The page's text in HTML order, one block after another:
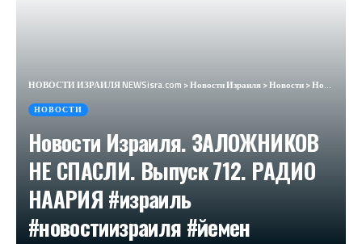
НОВОСТИ ИЗРАИЛЯ NEWSisra.com >Новости Израиля>Новости>Новости Израиля. ЗАЛОЖНИКОВ НЕ СПАСЛИ. Выпуск 712. РАДИО НААРИЯ #израиль #новостиизраиля #йемен
НОВОСТИ
Новости Израиля. ЗАЛОЖНИКОВ
НЕ СПАСЛИ. Выпуск 712. РАДИО
НААРИЯ #израиль
#новостиизраиля #йемен